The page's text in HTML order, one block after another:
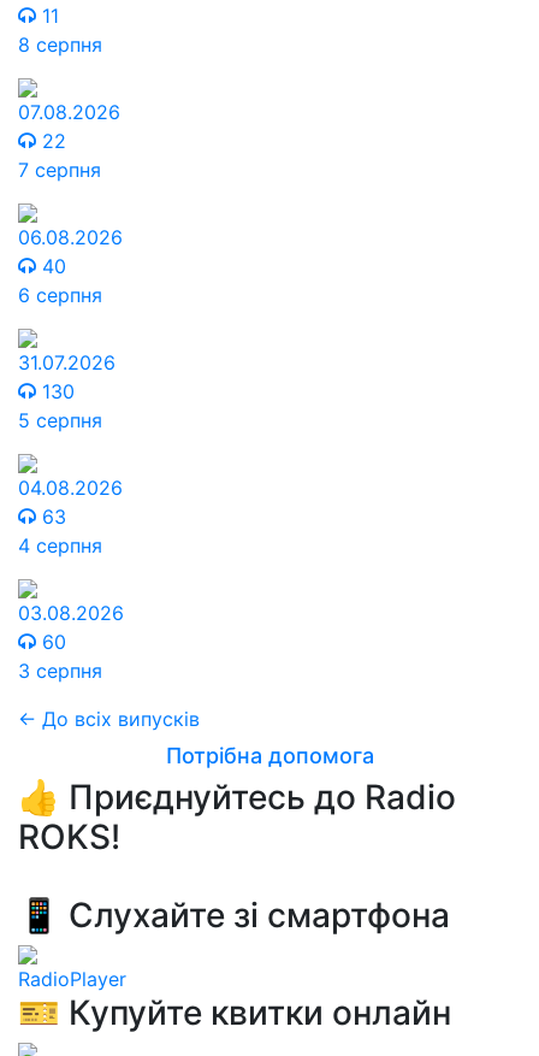
11
8 серпня
07.08.2026
22
7 серпня
06.08.2026
40
6 серпня
31.07.2026
130
5 серпня
04.08.2026
63
4 серпня
03.08.2026
60
3 серпня
← До всіх випусків
Потрібна допомога
👍 Приєднуйтесь до Radio
ROKS!
📱 Слухайте зі смартфона
RadioPlayer
🎫 Купуйте квитки онлайн